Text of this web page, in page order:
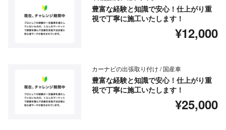
豊富な経験と知識で安心！仕上がり重
視で丁寧に施工いたします！
¥12,000
カーナビの出張取り付け / 国産車
豊富な経験と知識で安心！仕上がり重
視で丁寧に施工いたします！
¥25,000